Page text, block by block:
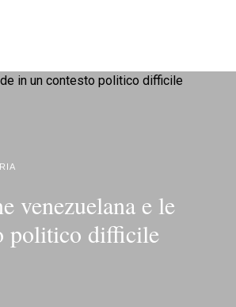
venezuelana e le
politico difficile